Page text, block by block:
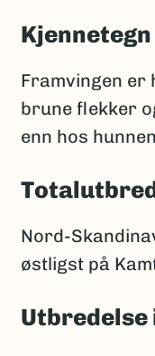
Kjennetegn
Framvingen er
brune flekker
enn hos
Nord-
østligst på
Utbredelse